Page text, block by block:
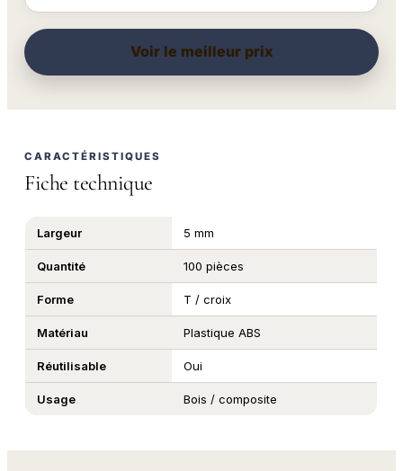
Voir le meilleur prix
CARACTÉRISTIQUES
Fiche technique
Largeur 5 mm
Quantité 100 pièces
Forme T / croix
Matériau Plastique ABS
Réutilisable Oui
Usage Bois / composite